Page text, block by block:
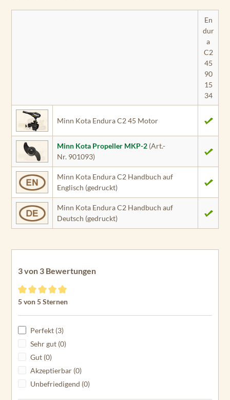
En
dur
a
C2
45
90
15
34
Minn Kota Endura C2 45 Motor
Minn Kota Propeller MKP-2 (Art.-
Nr. 901093)
Minn Kota Endura C2 Handbuch auf
Englisch (gedruckt)
Minn Kota Endura C2 Handbuch auf
Deutsch (gedruckt)
3 von 3 Bewertungen
Durchschnittliche Bewertung von 5 von 5 Sternen
5 von 5 Sternen
Perfekt (3)
Sehr gut (0)
Gut (0)
Akzeptierbar (0)
Unbefriedigend (0)